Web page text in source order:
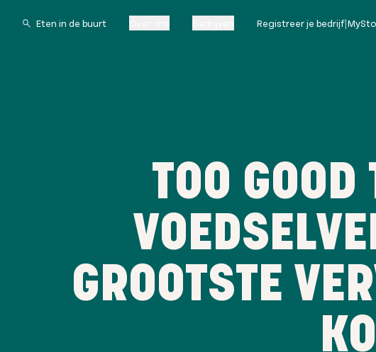
Registreer je bedrijf|
TOO GOOD
GROOTSTE